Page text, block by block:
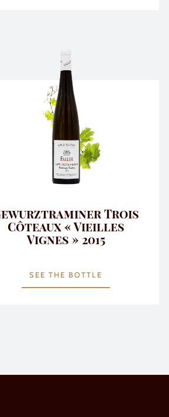
Trois
Côteaux « Vieilles
Vignes » 2015
SEE THE BOTTLE